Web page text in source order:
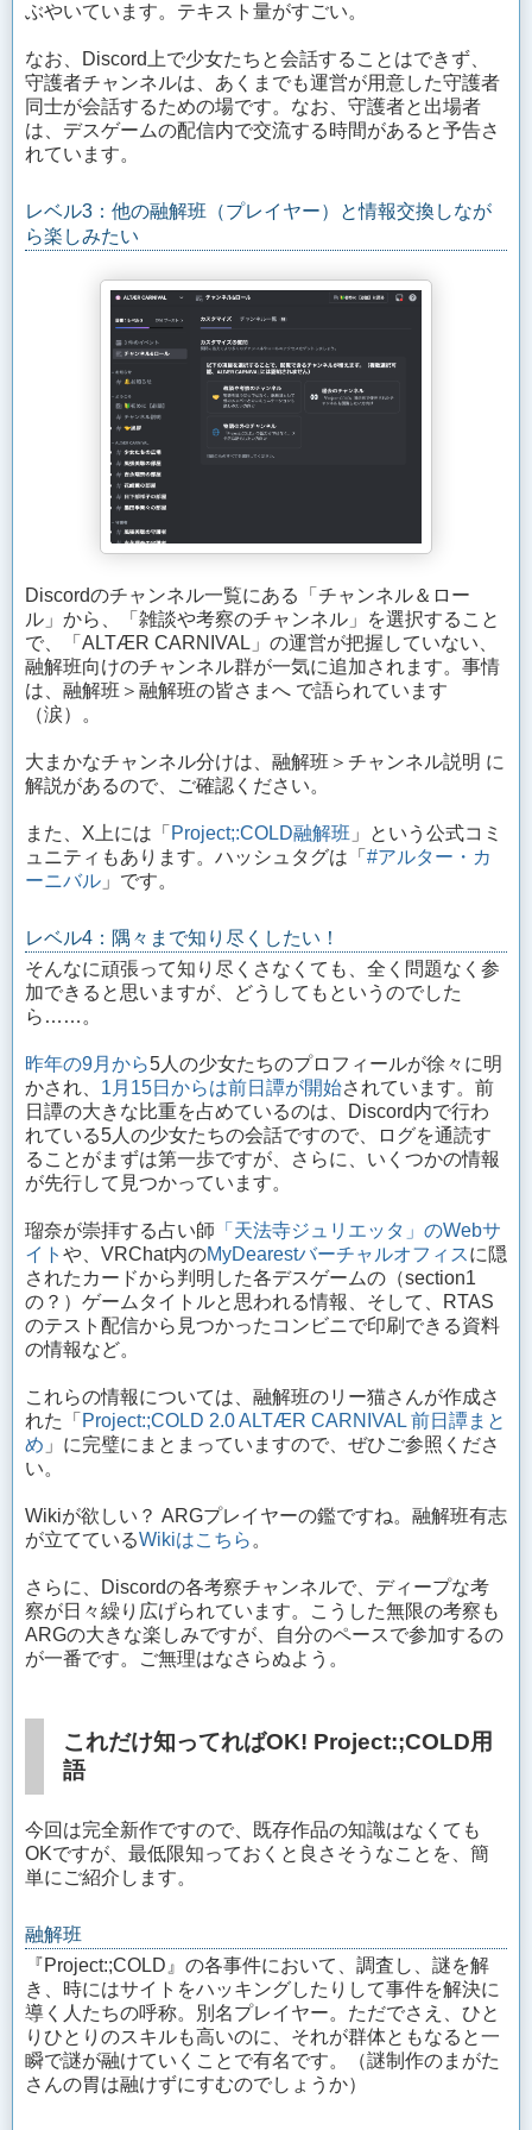
ぶやいています。テキスト量がすごい。
なお、Discord上で少女たちと会話することはできず、
守護者チャンネルは、あくまでも運営が用意した守護者
同士が会話するための場です。なお、守護者と出場者
は、デスゲームの配信内で交流する時間があると予告さ
れています。
レベル3：他の融解班（プレイヤー）と情報交換しなが
ら楽しみたい
Discordのチャンネル一覧にある「チャンネル＆ロー
ル」から、「雑談や考察のチャンネル」を選択すること
で、「ALTÆR CARNIVAL」の運営が把握していない、
融解班向けのチャンネル群が一気に追加されます。事情
は、融解班＞融解班の皆さまへ で語られています
（涙）。
大まかなチャンネル分けは、融解班＞チャンネル説明 に
解説があるので、ご確認ください。
また、X上には「 Project;:COLD融解班 」という公式コミ
ュニティもあります。ハッシュタグは「 #アルター・カ
ーニバル 」です。
レベル4：隅々まで知り尽くしたい！
そんなに頑張って知り尽くさなくても、全く問題なく参
加できると思いますが、どうしてもというのでした
ら……。
昨年の9月から5人の少女たちのプロフィールが徐々に明
かされ、 1月15日からは前日譚が開始されています。前
日譚の大きな比重を占めているのは、Discord内で行わ
れている5人の少女たちの会話ですので、ログを通読す
ることがまずは第一歩ですが、さらに、いくつかの情報
が先行して見つかっています。
瑠奈が崇拝する占い師 「天法寺ジュリエッタ」のWebサ
イト や、VRChat内のMyDearestバーチャルオフィスに隠
されたカードから判明した各デスゲームの（section1
の？）ゲームタイトルと思われる情報、そして、RTAS
のテスト配信から見つかったコンビニで印刷できる資料
の情報など。
これらの情報については、融解班のリー猫さんが作成さ
れた「 Project:;COLD 2.0 ALTÆR CARNIVAL 前日譚まと
め 」に完璧にまとまっていますので、ぜひご参照くださ
い。
Wikiが欲しい？ ARGプレイヤーの鑑ですね。融解班有志
が立てているWikiはこちら 。
さらに、Discordの各考察チャンネルで、ディープな考
察が日々繰り広げられています。こうした無限の考察も
ARGの大きな楽しみですが、自分のペースで参加するの
が一番です。ご無理はなさらぬよう。
これだけ知ってればOK! Project:;COLD用
語
今回は完全新作ですので、既存作品の知識はなくても
OKですが、最低限知っておくと良さそうなことを、簡
単にご紹介します。
融解班
『Project:;COLD』の各事件において、調査し、謎を解
き、時にはサイトをハッキングしたりして事件を解決に
導く人たちの呼称。別名プレイヤー。ただでさえ、ひと
りひとりのスキルも高いのに、それが群体ともなると一
瞬で謎が融けていくことで有名です。（謎制作のまがた
さんの胃は融けずにすむのでしょうか）